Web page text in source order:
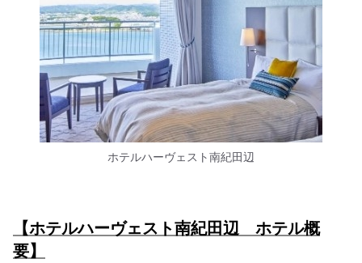
ホテルハーヴェスト南紀田辺
【ホテルハーヴェスト南紀田辺 ホテル概
要】